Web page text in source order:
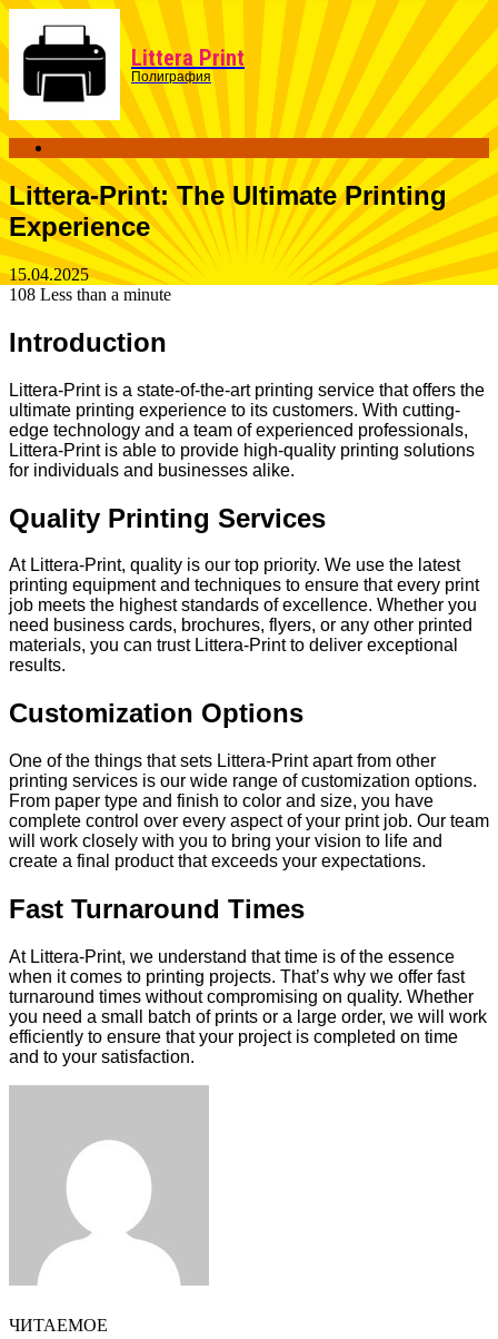
Menu
Littera Print
Полиграфия
for
Littera-Print: The Ultimate Printing
Experience
15.04.2025
108 Less than a minute
Introduction
Littera-Print is a state-of-the-art printing service that offers the
ultimate printing experience to its customers. With cutting-
edge technology and a team of experienced professionals,
Littera-Print is able to provide high-quality printing solutions
for individuals and businesses alike.
Quality Printing Services
At Littera-Print, quality is our top priority. We use the latest
printing equipment and techniques to ensure that every print
job meets the highest standards of excellence. Whether you
need business cards, brochures, flyers, or any other printed
materials, you can trust Littera-Print to deliver exceptional
results.
Customization Options
One of the things that sets Littera-Print apart from other
printing services is our wide range of customization options.
From paper type and finish to color and size, you have
complete control over every aspect of your print job. Our team
will work closely with you to bring your vision to life and
create a final product that exceeds your expectations.
Fast Turnaround Times
At Littera-Print, we understand that time is of the essence
when it comes to printing projects. That’s why we offer fast
turnaround times without compromising on quality. Whether
you need a small batch of prints or a large order, we will work
efficiently to ensure that your project is completed on time
and to your satisfaction.
ЧИТАЕМОЕ